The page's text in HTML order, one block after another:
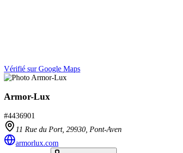
Vérifié sur Google Maps
Armor-Lux
#4436901
11 Rue du Port, 29930 Pont-Aven
armorlux.com